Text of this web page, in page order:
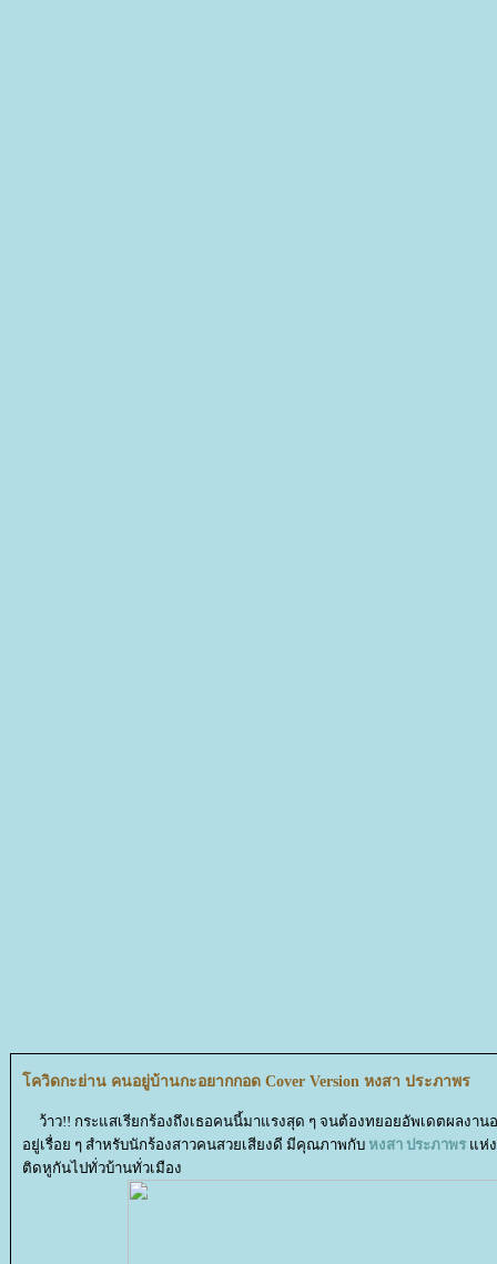
ควิดกะย่าน คนอยู่บ้านกะอยากกอด Cover Version หงสา ประภาพร
ว้าว!! กระแสเรียกร้องถึงเธอคนนี้มาแรงสุด ๆ จนต้องทยอยอัพเดตผลงา
อยู่เรื่อย ๆ สำหรับนักร้องสาวคนสวยเสียงดี มีคุณภาพกับ หงสา ประภาพร ห่ง
ติดหูกันไปทั่วบ้านทั่วเมือง